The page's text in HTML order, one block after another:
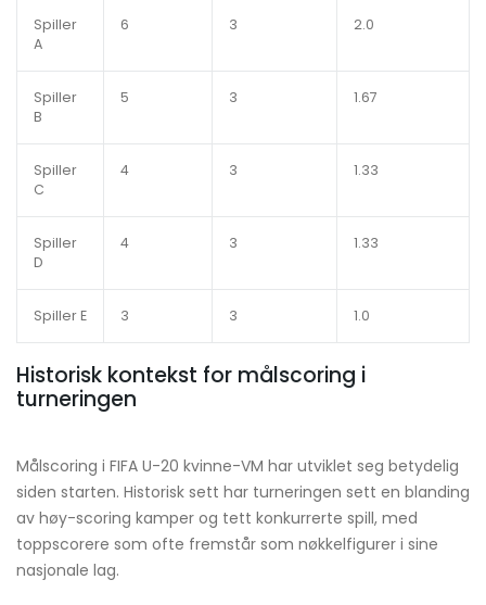
Spiller
A
6 3 2.0
Spiller
B
5 3 1.67
Spiller
C
4 3 1.33
Spiller
D
4 3 1.33
Spiller E 3 3 1.0
Historisk kontekst for målscoring i
turneringen
Målscoring i FIFA U-20 kvinne-VM har utviklet seg betydelig
siden starten. Historisk sett har turneringen sett en blanding
av høy-scoring kamper og tett konkurrerte spill, med
toppscorere som ofte fremstår som nøkkelfigurer i sine
nasjonale lag.